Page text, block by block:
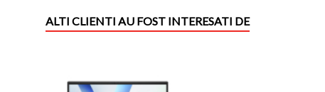
ALTI CLIENTI AU FOST INTERESATI DE